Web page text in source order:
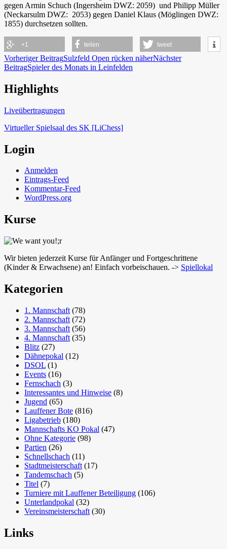
gegen Armin Schuch (Ingersheim DWZ: 2059) und Philipp Müller
(Neckarsulm DWZ: 2053) gegen Daniel Klaus (Möglingen DWZ:
1855) durchsetzen sollten.
+1 teilen tweet
Beitragsnavigation
Vorheriger BeitragSulzfeld Open rücken näherNächster
BeitragSpieler des Monats in Leinfelden
Schach in Lauffen
Highlights
Liveübertragungen
Virtueller Spielsaal des SK [LiChess]
Login
Anmelden
Eintrags-Feed
Kommentar-Feed
WordPress.org
Kurse
Wir bieten jederzeit Kurse für Anfänger und Fortgeschrittene
(Kinder & Erwachsene) an! Einfach vorbeischauen. -> Spiellokal
Kategorien
1. Mannschaft (78)
2. Mannschaft (72)
3. Mannschaft (56)
4. Mannschaft (35)
Blitz (27)
Dähnepokal (12)
DSOL (1)
Events (16)
Fernschach (3)
Interessantes und Hinweise (8)
Jugend (65)
Lauffener Bote (816)
Ligabetrieb (180)
Mannschafts KO Pokal (47)
Ohne Kategorie (98)
Partien (26)
Schnellschach (11)
Stadtmeisterschaft (17)
Tandemschach (5)
Titel (7)
Turniere mit Lauffener Beteiligung (106)
Unterlandpokal (32)
Vereinsmeisterschaft (30)
Links